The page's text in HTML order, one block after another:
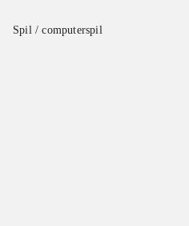
Spil / computerspil